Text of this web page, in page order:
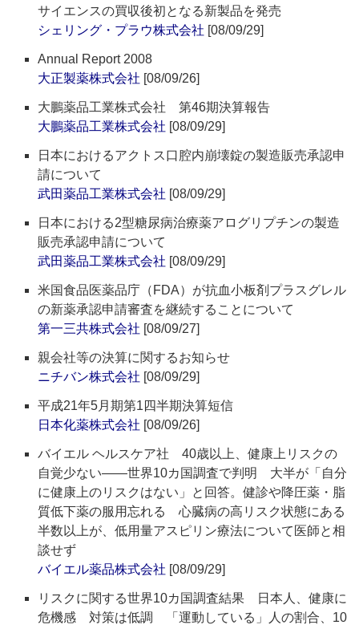
サイエンスの買収後初となる新製品を発売
シェリング・プラウ株式会社 [08/09/29]
Annual Report 2008
大正製薬株式会社 [08/09/26]
大鵬薬品工業株式会社 第46期決算報告
大鵬薬品工業株式会社 [08/09/29]
日本におけるアクトス口腔内崩壊錠の製造販売承認申
請について
武田薬品工業株式会社 [08/09/29]
日本における2型糖尿病治療薬アログリプチンの製造
販売承認申請について
武田薬品工業株式会社 [08/09/29]
米国食品医薬品庁（FDA）が抗血小板剤プラスグレル
の新薬承認申請審査を継続することについて
第一三共株式会社 [08/09/27]
親会社等の決算に関するお知らせ
ニチバン株式会社 [08/09/29]
平成21年5月期第1四半期決算短信
日本化薬株式会社 [08/09/26]
バイエル ヘルスケア社 40歳以上、健康上リスクの
自覚少ない――世界10カ国調査で判明 大半が「自分
に健康上のリスクはない」と回答。健診や降圧薬・脂
質低下薬の服用忘れる 心臓病の高リスク状態にある
半数以上が、低用量アスピリン療法について医師と相
談せず
バイエル薬品株式会社 [08/09/29]
リスクに関する世界10カ国調査結果 日本人、健康に
危機感 対策は低調 「運動している」人の割合、10